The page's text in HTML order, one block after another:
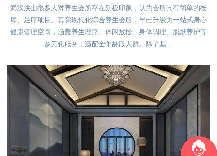
武汉洪山很多人对养生会所存在刻板印象，认为会所只有简单的按
摩、足疗项目。其实现代化综合养生会所，早已升级为一站式身心
健康管理空间，涵盖养生理疗、休闲放松、身体调理、肌肤养护等
多元化服务，适配全年龄段人群。除了基…